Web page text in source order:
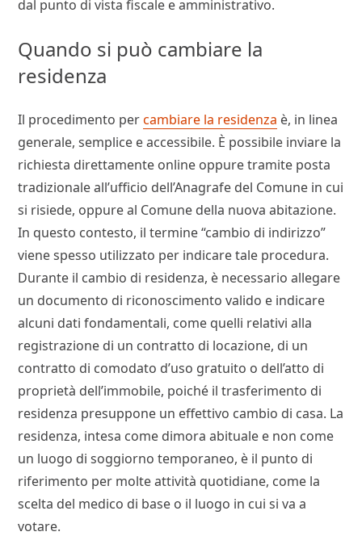
dal punto di vista fiscale e amministrativo.
Quando si può cambiare la
residenza
Il procedimento percambiare la residenza è, in linea
generale, semplice e accessibile. È possibile inviare la
richiesta direttamente online oppure tramite posta
tradizionale all’ufficio dell’Anagrafe del Comune in cui
si risiede, oppure al Comune della nuova abitazione.
In questo contesto, il termine “cambio di indirizzo”
viene spesso utilizzato per indicare tale procedura.
Durante il cambio di residenza, è necessario allegare
un documento di riconoscimento valido e indicare
alcuni dati fondamentali, come quelli relativi alla
registrazione di un contratto di locazione, di un
contratto di comodato d’uso gratuito o dell’atto di
proprietà dell’immobile, poiché il trasferimento di
residenza presuppone un effettivo cambio di casa. La
residenza, intesa come dimora abituale e non come
un luogo di soggiorno temporaneo, è il punto di
riferimento per molte attività quotidiane, come la
scelta del medico di base o il luogo in cui si va a
votare.